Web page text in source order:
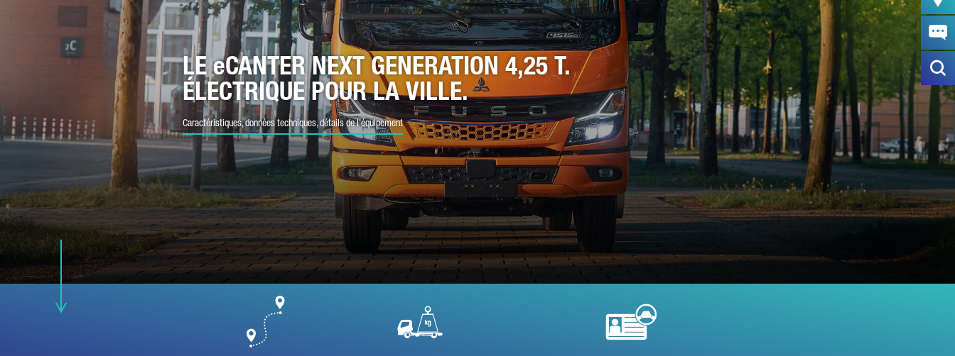
LE eCANTER NEXT GENERATION 4,25 T.
ÉLECTRIQUE POUR LA VILLE.
Caractéristiques, données techniques, détails de l'équipement
COURRIER ÉLECTRONIQUE*
NUMÉRO DE TÉLÉPHONE*
VOTRE MESSAGE (FACULTATIF)
Nous traiterons, enregistrerons et utiliserons vos données avec soin, conformément aux dispositions légales